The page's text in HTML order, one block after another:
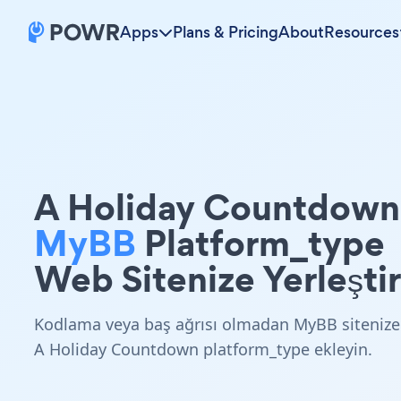
Apps Plans & PricingAboutResources
A Holiday Countdown
MyBB Platform_type
Web Sitenize
Kodlama veya baş ağrısı olmadan MyBB sitenize
A Holiday Countdown platform_type ekleyin.